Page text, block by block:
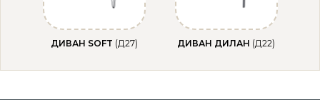
ДИВАН SOFT (Д27) ДИВАН ДИЛАН (Д22)